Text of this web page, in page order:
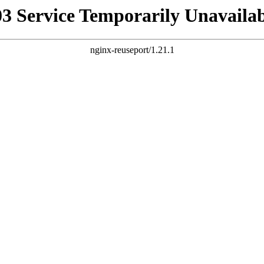
Service Temporarily
nginx-reuseport/1.21.1